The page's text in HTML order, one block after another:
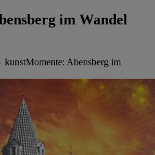
im Wandel
kunstMomente: Abensberg im